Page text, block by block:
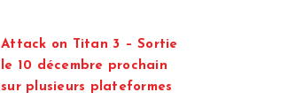
Attack on Titan 3 – Sortie
le 10 décembre prochain
sur plusieurs plateformes